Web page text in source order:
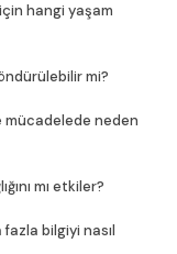
hangi yaşam
mi?
mücadelede neden
mı etkiler?
bilgiyi nasıl